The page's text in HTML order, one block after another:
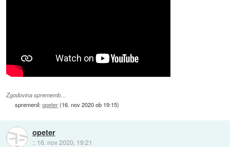
Zgodovina sprememb…
spremenil:opeter(16. nov 2020 ob 19:15)
opeter
:: 16. nov 2020, 19:21